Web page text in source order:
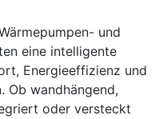
und
eine intelligente
Energieeffizienz und
Ob wandhängend,
oder versteckt